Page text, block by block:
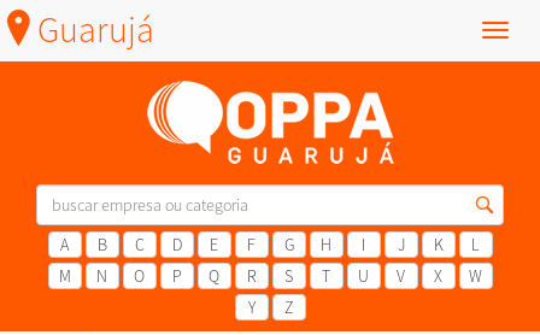
Menu
Guarujá
A B C D E F G H I J K
L
M
N O P Q R S T U V X
W
Y
Z